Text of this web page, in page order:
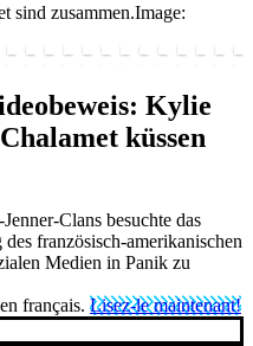
sind zusammen.Image:
Kylie
küssen
Clans besuchte das
französisch-amerikanischen
Medien in Panik zu
français. Lisez-le maintenant!